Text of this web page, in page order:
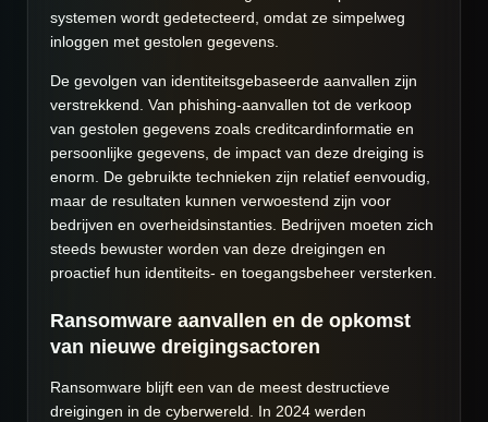
systemen wordt gedetecteerd, omdat ze simpelweg
inloggen met gestolen gegevens.
De gevolgen van identiteitsgebaseerde aanvallen zijn
verstrekkend. Van phishing-aanvallen tot de verkoop
van gestolen gegevens zoals creditcardinformatie en
persoonlijke gegevens, de impact van deze dreiging is
enorm. De gebruikte technieken zijn relatief eenvoudig,
maar de resultaten kunnen verwoestend zijn voor
bedrijven en overheidsinstanties. Bedrijven moeten zich
steeds bewuster worden van deze dreigingen en
proactief hun identiteits- en toegangsbeheer versterken.
Ransomware aanvallen en de opkomst
van nieuwe dreigingsactoren
Ransomware blijft een van de meest destructieve
dreigingen in de cyberwereld. In 2024 werden